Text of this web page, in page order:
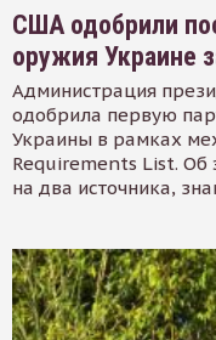
США одобрили
оружия Украине
Администрация
одобрила первую
Украины в рамках
Requirements List. Об
на два источника,